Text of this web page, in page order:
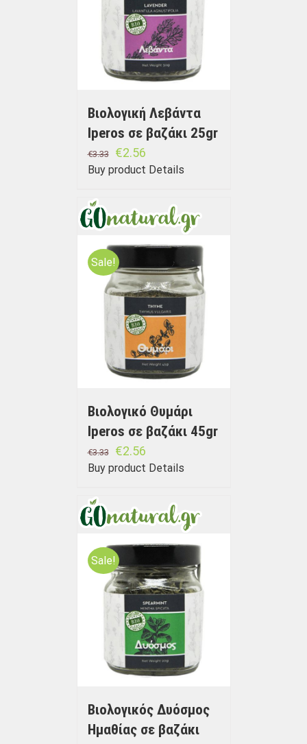
Βιολογική Λεβάντα
Iperos σε βαζάκι 25gr
€3.33 €2.56
Buy product Details
Sale!
Βιολογικό Θυμάρι
Iperos σε βαζάκι 45gr
€3.33 €2.56
Buy product Details
Sale!
Βιολογικός Δυόσμος
Ημαθίας σε βαζάκι